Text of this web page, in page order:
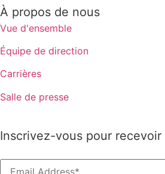
À propos de nous
Vue d'ensemble
Équipe de direction
Carrières
Salle de presse
Inscrivez-vous pour